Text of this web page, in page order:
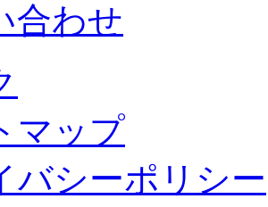
合わせ
マップ
バシーポリシー